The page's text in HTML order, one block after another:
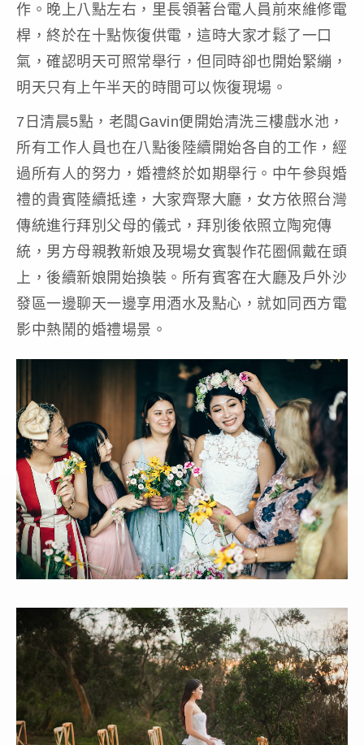
作。晚上八點左右，里長領著台電人員前來維修電
桿，終於在十點恢復供電，這時大家才鬆了一口
氣，確認明天可照常舉行，但同時卻也開始緊繃，
明天只有上午半天的時間可以恢復現場。
7日清晨5點，老闆Gavin便開始清洗三樓戲水池，
所有工作人員也在八點後陸續開始各自的工作，經
過所有人的努力，婚禮終於如期舉行。中午參與婚
禮的貴賓陸續抵達，大家齊聚大廳，女方依照台灣
傳統進行拜別父母的儀式，拜別後依照立陶宛傳
統，男方母親教新娘及現場女賓製作花圈佩戴在頭
上，後續新娘開始換裝。所有賓客在大廳及戶外沙
發區一邊聊天一邊享用酒水及點心，就如同西方電
影中熱鬧的婚禮場景。